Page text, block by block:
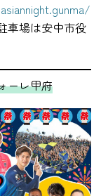
車場は安中市役
ーレ甲府